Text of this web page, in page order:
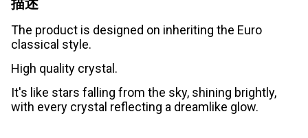
描述
The product is designed on inheriting the Euro
classical style.
High quality crystal.
It's like stars falling from the sky, shining brightly,
with every crystal reflecting a dreamlike glow.